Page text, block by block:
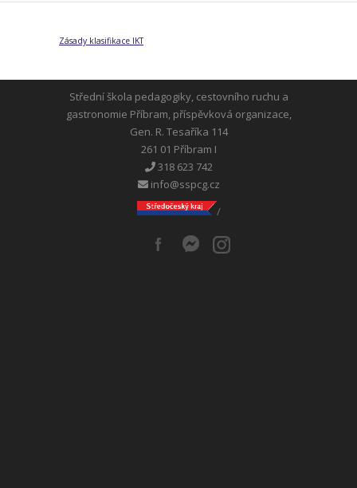
Zásady klasifikace IKT
Střední škola pedagogiky, cestovního ruchu a
gastronomie Příbram, příspěvková organizace,
Gen. R. Tesaříka 114
261 01 Příbram I
318 623 742
info@sspcg.cz
/